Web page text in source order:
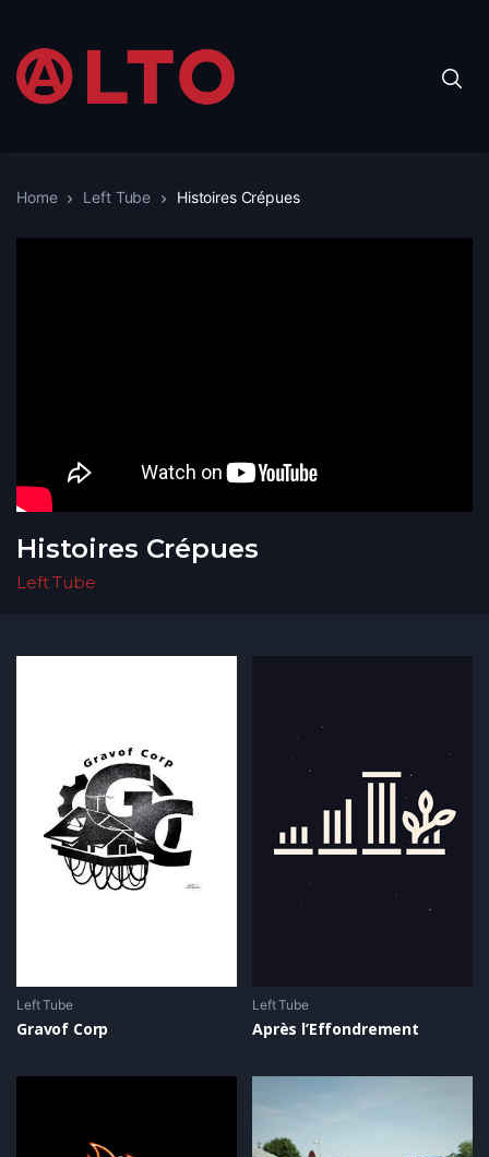
Home Left Tube Histoires Crépues
Histoires Crépues
Left Tube
Left Tube
Gravof Corp
Left Tube
Après l’Effondrement